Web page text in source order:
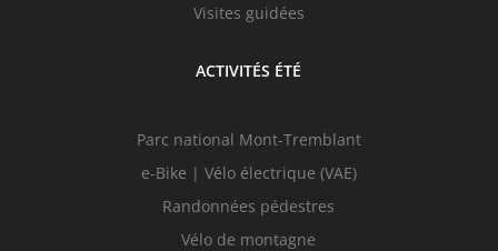
Visites guidées
ACTIVITÉS ÉTÉ
Parc national Mont-Tremblant
e-Bike | Vélo électrique (VAE)
Randonnées pédestres
Vélo de montagne